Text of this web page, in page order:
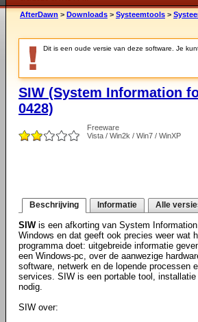
AfterDawn > Downloads > Systeemtools >
Dit is een oude versie van deze software. Je
SIW (System Information
0428)
Freeware
Vista / Win2k / Win7 / WinXP
Beschrijving Informatie Alle
SIWis een afkorting van System
Windows en dat geeft ook precies weer wat
programma doet: uitgebreide informatie
een Windows-pc, over de aanwezige
software, netwerk en de lopende processen
services. SIW is een portable tool, installatie
nodig.
SIW over: